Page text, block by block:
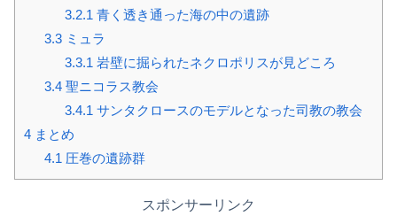
3.2.1 青く透き通った海の中の遺跡
3.3ミュラ
3.3.1 岩壁に掘られたネクロポリスが見どころ
3.4聖ニコラス教会
3.4.1 サンタクロースのモデルとなった司教の教会
4 まとめ
4.1 圧巻の遺跡群
スポンサーリンク